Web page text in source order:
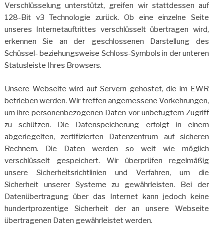
Verschlüsselung unterstützt, greifen wir stattdessen auf
128-Bit v3 Technologie zurück. Ob eine einzelne Seite
unseres Internetauftrittes verschlüsselt übertragen wird,
erkennen Sie an der geschlossenen Darstellung des
Schüssel- beziehungsweise Schloss-Symbols in der unteren
Statusleiste Ihres Browsers.
Unsere Webseite wird auf Servern gehostet, die im EWR
betrieben werden. Wir treffen angemessene Vorkehrungen,
um ihre personenbezogenen Daten vor unbefugtem Zugriff
zu schützen. Die Datenspeicherung erfolgt in einem
abgeriegelten, zertifizierten Datenzentrum auf sicheren
Rechnern. Die Daten werden so weit wie möglich
verschlüsselt gespeichert. Wir überprüfen regelmäßig
unsere Sicherheitsrichtlinien und Verfahren, um die
Sicherheit unserer Systeme zu gewährleisten. Bei der
Datenübertragung über das Internet kann jedoch keine
hundertprozentige Sicherheit der an unsere Webseite
übertragenen Daten gewährleistet werden.